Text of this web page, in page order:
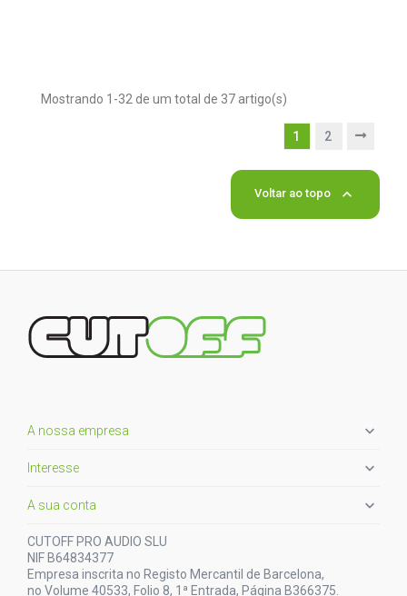
Mostrando 1-32 de um total de 37 artigo(s)
1 2
Voltar ao topo 
A nossa empresa 
Interesse 
A sua conta 
CUTOFF PRO AUDIO SLU
NIF B64834377
Empresa inscrita no Registo Mercantil de Barcelona,
no Volume 40533, Folio 8, 1ª Entrada, Página B366375.